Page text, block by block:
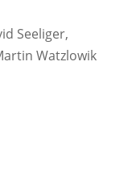
Seeliger,
Watzlowik